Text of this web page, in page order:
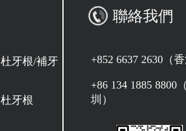
杜牙根/補牙
杜牙根
聯絡我們
+852 6637 2630（香
+86 134 1885 8800
圳）